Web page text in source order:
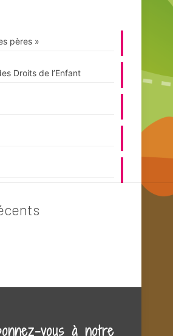
pères »
Droits de l’Enfant
vous à notre